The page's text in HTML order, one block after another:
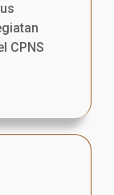
CPNS